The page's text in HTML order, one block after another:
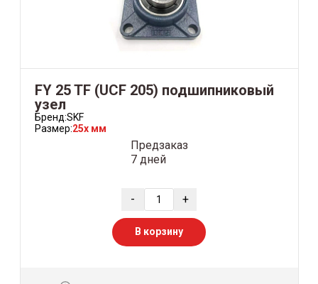
FY 25 TF (UCF 205) подшипниковый
узел
Бренд:SKF
Размер:25x мм
Предзаказ
7 дней
- +
В корзину